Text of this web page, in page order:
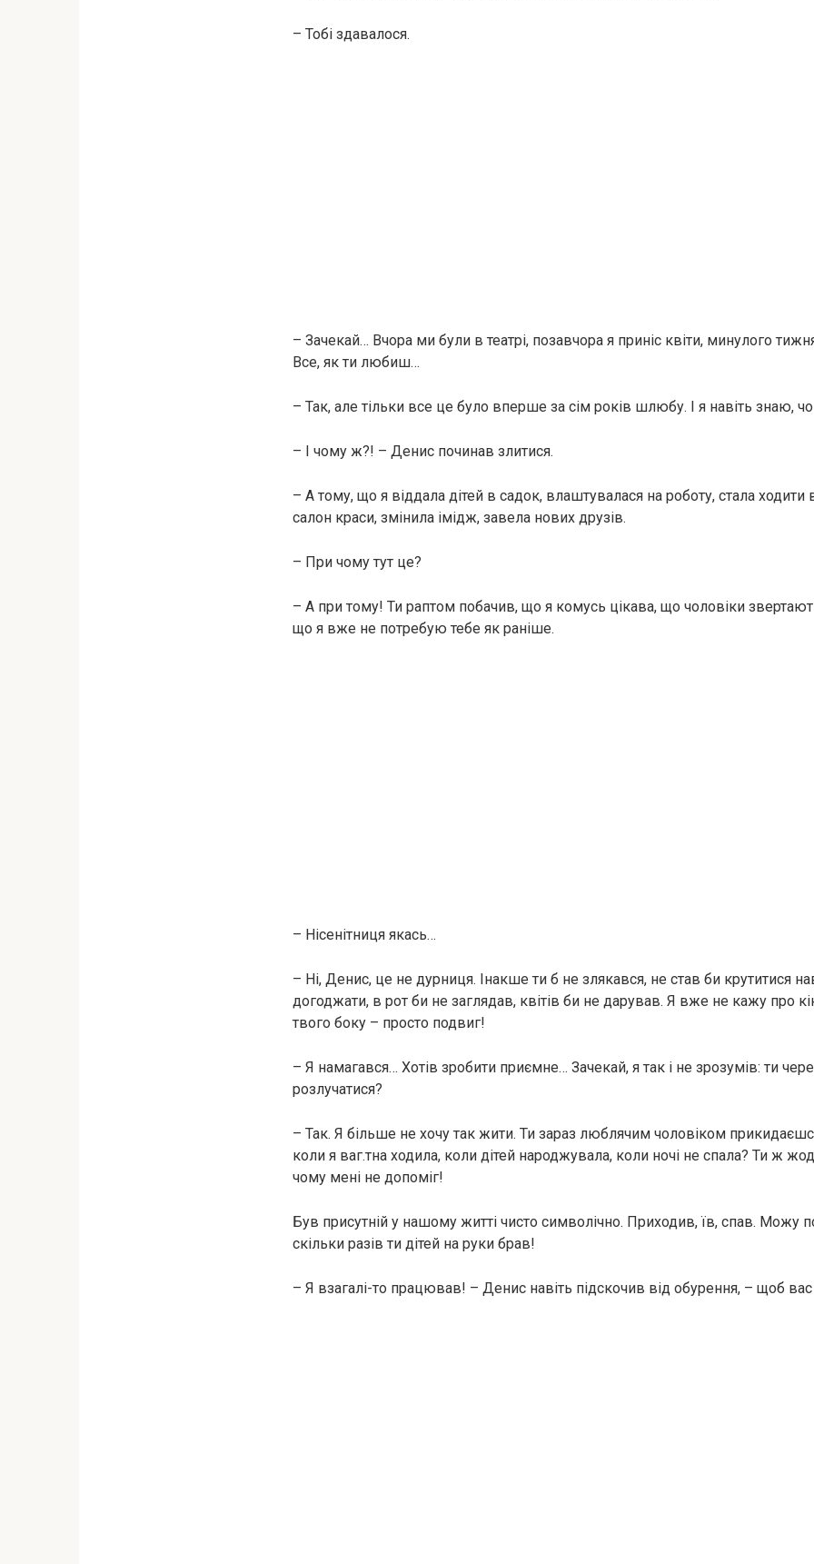
– Тобі здавалося.
– Зачекай… Вчора ми були в театрі, позавчора я приніс квіти, минулого
Все, як ти любиш…
– Так, але тільки все це було вперше за сім років шлюбу. І я навіть знаю,
– І чому ж?! – Денис починав злитися.
– А тому, що я віддала дітей в садок, влаштувалася на роботу, стала ходити
салон краси, змінила імідж, завела нових друзів.
– При чому тут це?
– А при тому! Ти раптом побачив, що я комусь цікава, що чоловіки
що я вже не потребую тебе як раніше.
– Нісенітниця якась…
– Ні, Денис, це не дурниця. Інакше ти б не злякався, не став би крутитися
догоджати, в рот би не заглядав, квітів би не дарував. Я вже не кажу про
твого боку – просто подвиг!
– Я намагався… Хотів зробити приємне… Зачекай, я так і не зрозумів: ти
розлучатися?
– Так. Я більше не хочу так жити. Ти зараз люблячим чоловіком
коли я ваг.тна ходила, коли дітей народжувала, коли ночі не спала? Ти ж
чому мені не допоміг!
Був присутній у нашому житті чисто символічно. Приходив, їв, спав. Можу
скільки разів ти дітей на руки брав!
– Я взагалі-то працював! – Денис навіть підскочив від обурення, – щоб